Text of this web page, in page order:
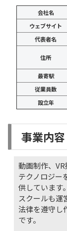
会社名
ウェブサイト
代表者名
住所
最寄駅
従業員数
設立年
事業内
動画制作、
テクノロジー
供しています
スクールも運
法律を遵守し
です。